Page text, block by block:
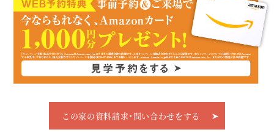
この家の資料請求･問い合わせをする